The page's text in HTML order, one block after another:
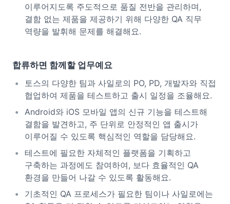
이루어지도록 주도적으로 품질 전반을 관리하며,
결함 없는 제품을 제공하기 위해 다양한 QA 직무
역량을 발휘해 문제를 해결해요.
합류하면 함께할 업무예요
토스의 다양한 팀과 사일로의 PO, PD, 개발자와 직접
협업하여 제품을 테스트하고 출시 일정을 조율해요.
Android와 iOS 모바일 앱의 신규 기능을 테스트해
결함을 발견하고, 주 단위로 안정적인 앱 출시가
이루어질 수 있도록 핵심적인 역할을 담당해요.
테스트에 필요한 자체적인 플랫폼을 기획하고
구축하는 과정에도 참여하여, 보다 효율적인 QA
환경을 만들어 나갈 수 있도록 활동해요.
기초적인 QA 프로세스가 필요한 팀이나 사일로에는